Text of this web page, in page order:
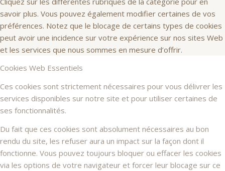
savoir plus. Vous pouvez également modifier certaines de vos
préférences. Notez que le blocage de certains types de cookies
peut avoir une incidence sur votre expérience sur nos sites Web
et les services que nous sommes en mesure d’offrir.
Cookies Web Essentiels
Ces cookies sont strictement nécessaires pour vous délivrer les
services disponibles sur notre site et pour utiliser certaines de
ses fonctionnalités.
Du fait que ces cookies sont absolument nécessaires au bon
rendu du site, les refuser aura un impact sur la façon dont il
fonctionne. Vous pouvez toujours bloquer ou effacer les cookies
via les options de votre navigateur et forcer leur blocage sur ce